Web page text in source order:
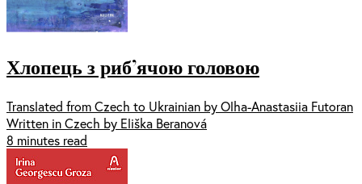
Хлопець з риб’ячою головою
Translated from Czech to Ukrainian by Olha-Anastasiia Futoran
Written in Czech by Eliška Beranová
8 minutes read